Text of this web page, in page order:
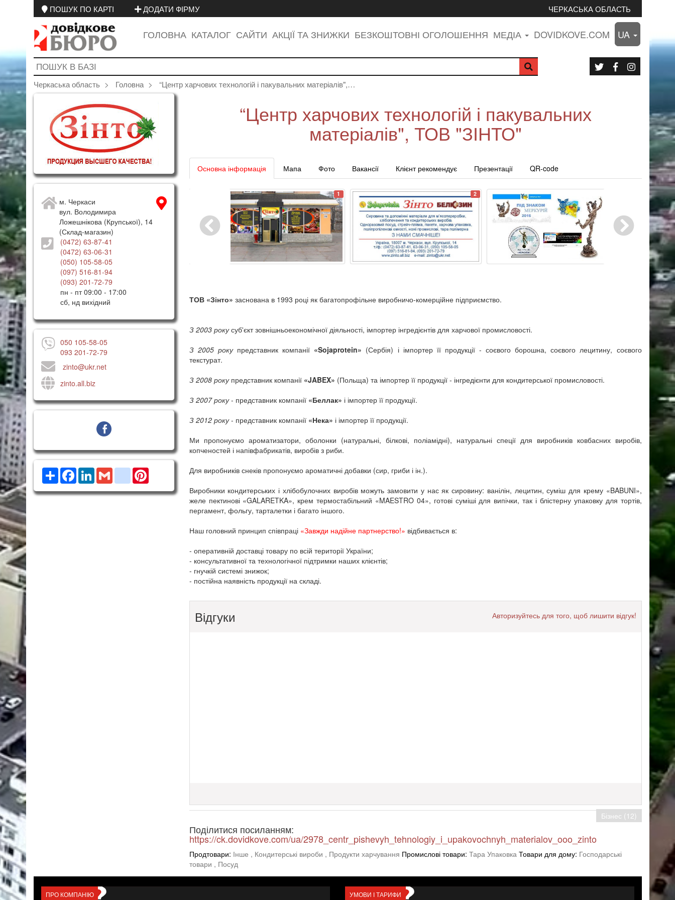
ПОШУК ПО КАРТІ ДОДАТИ ФІРМУ ЧЕРКАСЬКА ОБЛАСТЬ
ГОЛОВНА КАТАЛОГ САЙТИ АКЦІЇ ТА ЗНИЖКИ БЕЗКОШТОВНІ ОГОЛОШЕННЯ МЕДІА DOVIDKOVE.COM UA
Черкаська область Головна “Центр харчових технологій і пакувальних матеріалів",…
м. Черкаси
вул. Володимира
Ложешнікова (Крупської), 14
(Склад-магазин)
(0472) 63-87-41
(0472) 63-06-31
(050) 105-58-05
(097) 516-81-94
(093) 201-72-79
пн - пт 09:00 - 17:00
сб, нд вихідний
050 105-58-05
093 201-72-79
zinto@ukr.net
zinto.all.biz
РесурсFacebook
LinkedInGmailgoogle_bookmarks
Pinterest
“Центр харчових технологій і пакувальних
матеріалів", ТОВ "ЗІНТО"
Основна інформація Мапа Фото Вакансії Клієнт рекомендує Презентації QR-code
1 2
ТОВ «Зінто» заснована в 1993 році як багатопрофільне виробничо-комерційне підприємство.
З 2003 рокусуб'єкт зовнішньоекономічної діяльності, імпортер інгредієнтів для харчової промисловості.
З 2005 рокупредставник компанії «Sojaprotein» (Сербія) і імпортер її продукції - соєвого борошна, соєвого лецитину, соєвого
текстурат.
З 2008 рокупредставник компанії «JABEX» (Польща) та імпортер її продукції - інгредієнти для кондитерської промисловості.
З 2007 року- представник компанії «Беллак» і імпортер її продукції.
З 2012 року- представник компанії «Нека» і імпортер її продукції.
Ми пропонуємо ароматизатори, оболонки (натуральні, білкові, поліамідні), натуральні спеції для виробників ковбасних виробів,
копченостей і напівфабрикатів, виробів з риби.
Для виробників снеків пропонуємо ароматичні добавки (сир, гриби і ін.).
Виробники кондитерських і хлібобулочних виробів можуть замовити у нас як сировину: ванілін, лецитин, суміш для крему «BABUNI»,
желе пектинові «GALARETKA», крем термостабільний «MAESTRO 04», готові суміші для випічки, так і блістерну упаковку для тортів,
пергамент, фольгу, тарталетки і багато іншого.
Наш головний принцип співпраці «Завжди надійне партнерство!» відбивається в:
- оперативній доставці товару по всій території України;
- консультативної та технологічної підтримки наших клієнтів;
- гнучкій системі знижок;
- постійна наявність продукції на складі.
Відгуки Авторизуйтесь для того, щоб лишити відгук!
Бізнес (12)
Поділитися посиланням:
https://ck.dovidkove.com/ua/2978_centr_pishevyh_tehnologiy_i_upakovochnyh_materialov_ooo_zinto
Продтовари: Інше , Кондитерські вироби , Продукти харчування Промислові товари: Тара Упаковка Товари для дому: Господарські
товари , Посуд
ПРО КОМПАНІЮ УМОВИ І ТАРИФИ